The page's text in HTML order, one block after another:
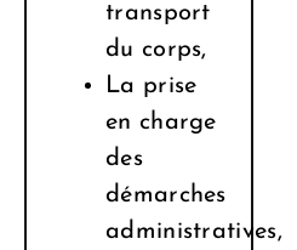
transport
du corps,
La prise
en charge
des
démarches
administratives,